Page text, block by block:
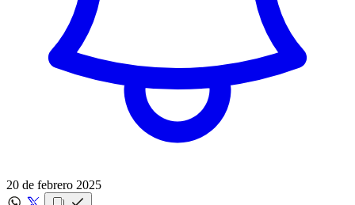
20 de febrero 2025